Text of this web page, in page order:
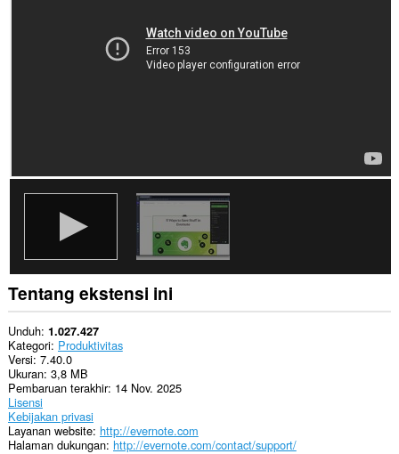
This
notifications
and
display
them
to
you
in
the
system
tray.
Ekstensi
ini
bisa
mengakses
Tentang ekstensi ini
Unduh 1.027.427
Kategori Produktivitas
Versi 7.40.0
Ukuran 3,8 MB
Pembaruan terakhir 14 Nov. 2025
Lisensi
Kebijakan privasi
Layanan website http://evernote.com
Halaman dukungan http://evernote.com/contact/support/